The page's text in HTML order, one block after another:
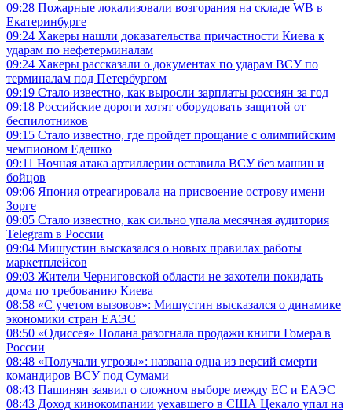
09:28 Пожарные локализовали возгорания на складе WB в
Екатеринбурге
09:24 Хакеры нашли доказательства причастности Киева к
ударам по нефетерминалам
09:24 Хакеры рассказали о документах по ударам ВСУ по
терминалам под Петербургом
09:19 Стало известно, как выросли зарплаты россиян за год
09:18 Российские дороги хотят оборудовать защитой от
беспилотников
09:15 Стало известно, где пройдет прощание с олимпийским
чемпионом Едешко
09:11 Ночная атака артиллерии оставила ВСУ без машин и
бойцов
09:06 Япония отреагировала на присвоение острову имени
Зорге
09:05 Стало известно, как сильно упала месячная аудитория
Telegram в России
09:04 Мишустин высказался о новых правилах работы
маркетплейсов
09:03 Жители Черниговской области не захотели покидать
дома по требованию Киева
08:58 «С учетом вызовов»: Мишустин высказался о динамике
экономики стран ЕАЭС
08:50 «Одиссея» Нолана разогнала продажи книги Гомера в
России
08:48 «Получали угрозы»: названа одна из версий смерти
командиров ВСУ под Сумами
08:43 Пашинян заявил о сложном выборе между ЕС и ЕАЭС
08:43 Доход кинокомпании уехавшего в США Цекало упал на